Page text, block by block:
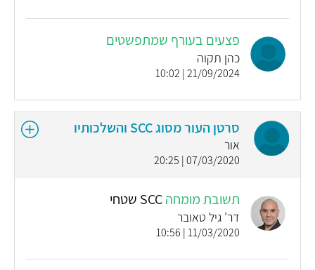
פצעים בעורף שמתפשטים
כהן תקוה
21/09/2024 | 10:02
סרטן העור מסוג SCC והשלכותיו
אור
07/03/2020 | 20:25
תשובת מומחהSCC שטחי
דר' גיל טאובר
11/03/2020 | 10:56